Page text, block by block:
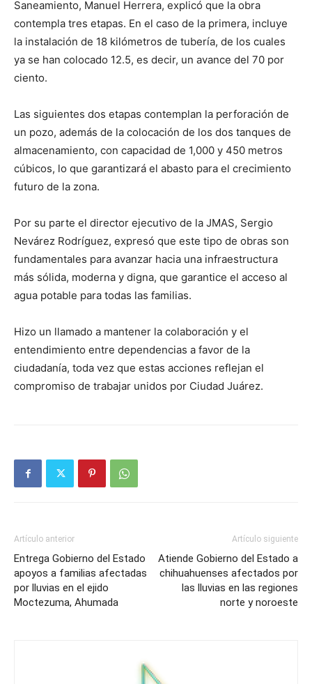
Saneamiento, Manuel Herrera, explicó que la obra
contempla tres etapas. En el caso de la primera, incluye
la instalación de 18 kilómetros de tubería, de los cuales
ya se han colocado 12.5, es decir, un avance del 70 por
ciento.
Las siguientes dos etapas contemplan la perforación de
un pozo, además de la colocación de los dos tanques de
almacenamiento, con capacidad de 1,000 y 450 metros
cúbicos, lo que garantizará el abasto para el crecimiento
futuro de la zona.
Por su parte el director ejecutivo de la JMAS, Sergio
Nevárez Rodríguez, expresó que este tipo de obras son
fundamentales para avanzar hacia una infraestructura
más sólida, moderna y digna, que garantice el acceso al
agua potable para todas las familias.
Hizo un llamado a mantener la colaboración y el
entendimiento entre dependencias a favor de la
ciudadanía, toda vez que estas acciones reflejan el
compromiso de trabajar unidos por Ciudad Juárez.
Artículo anterior
Entrega Gobierno del Estado
apoyos a familias afectadas
por lluvias en el ejido
Moctezuma, Ahumada
Artículo siguiente
Atiende Gobierno del Estado a
chihuahuenses afectados por
las lluvias en las regiones
norte y noroeste